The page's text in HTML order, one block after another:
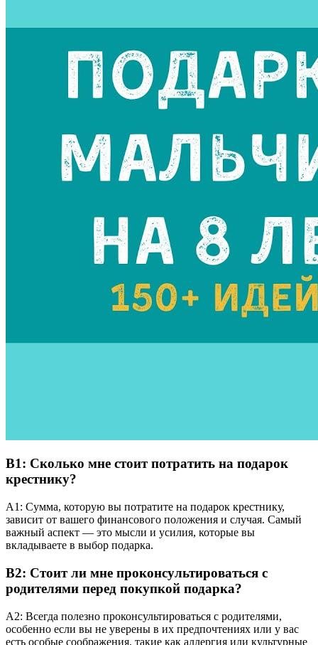
В1: Сколько мне стоит потратить на подарок
крестнику?
А1: Сумма, которую вы потратите на подарок крестнику,
зависит от вашего финансового положения и случая. Самый
важный аспект — это мысли и усилия, которые вы
вкладываете в выбор подарка.
В2: Стоит ли мне проконсультироваться с
родителями перед покупкой подарка?
A2: Всегда полезно проконсультироваться с родителями,
особенно если вы не уверены в их предпочтениях или у вас
есть особые соображения, такие как аллергия или культурные